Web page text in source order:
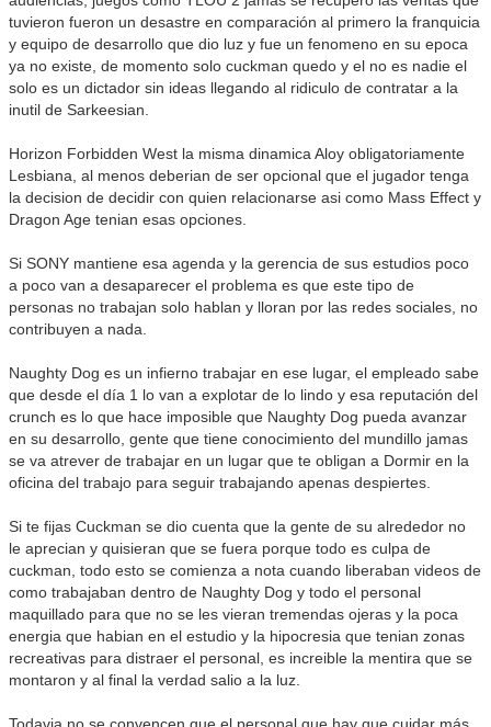
tuvieron fueron un desastre en comparación al primero la franquicia
y equipo de desarrollo que dio luz y fue un fenomeno en su epoca
ya no existe, de momento solo cuckman quedo y el no es nadie el
solo es un dictador sin ideas llegando al ridiculo de contratar a la
inutil de Sarkeesian.
Horizon Forbidden West la misma dinamica Aloy obligatoriamente
Lesbiana, al menos deberian de ser opcional que el jugador tenga
la decision de decidir con quien relacionarse asi como Mass Effect y
Dragon Age tenian esas opciones.
Si SONY mantiene esa agenda y la gerencia de sus estudios poco
a poco van a desaparecer el problema es que este tipo de
personas no trabajan solo hablan y lloran por las redes sociales, no
contribuyen a nada.
Naughty Dog es un infierno trabajar en ese lugar, el empleado sabe
que desde el día 1 lo van a explotar de lo lindo y esa reputación del
crunch es lo que hace imposible que Naughty Dog pueda avanzar
en su desarrollo, gente que tiene conocimiento del mundillo jamas
se va atrever de trabajar en un lugar que te obligan a Dormir en la
oficina del trabajo para seguir trabajando apenas despiertes.
Si te fijas Cuckman se dio cuenta que la gente de su alrededor no
le aprecian y quisieran que se fuera porque todo es culpa de
cuckman, todo esto se comienza a nota cuando liberaban videos de
como trabajaban dentro de Naughty Dog y todo el personal
maquillado para que no se les vieran tremendas ojeras y la poca
energia que habian en el estudio y la hipocresia que tenian zonas
recreativas para distraer el personal, es increible la mentira que se
montaron y al final la verdad salio a la luz.